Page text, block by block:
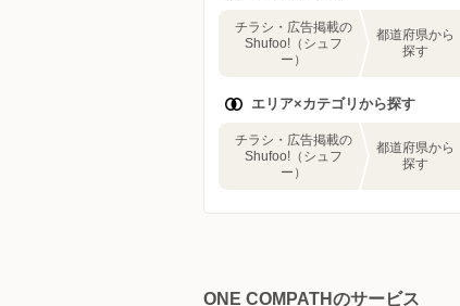
チラシ・広告掲載の
Shufoo!（シュフ
ー）
都道府県から
探す
エリア×カテゴリから探す
チラシ・広告掲載の
Shufoo!（シュフ
ー）
都道府県から
探す
ONE COMPATHのサービス